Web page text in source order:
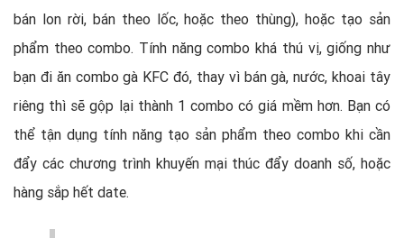
bán lon rời, bán theo lốc, hoặc theo thùng), hoặc tạo sản
phẩm theo combo. Tính năng combo khá thú vị, giống như
bạn đi ăn combo gà KFC đó, thay vì bán gà, nước, khoai tây
riêng thì sẽ gộp lại thành 1 combo có giá mềm hơn. Bạn có
thể tận dụng tính năng tạo sản phẩm theo combo khi cần
đẩy các chương trình khuyến mại thúc đẩy doanh số, hoặc
hàng sắp hết date.